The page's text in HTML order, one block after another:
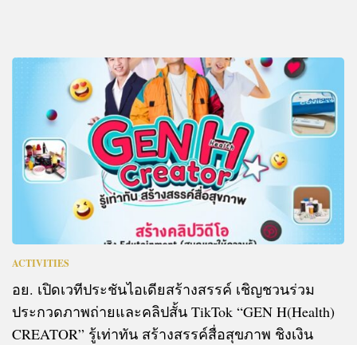
ACTIVITIES
อย. เปิดเวทีประชันไอเดียสร้างสรรค์ เชิญชวนร่วม
ประกวดภาพถ่ายและคลิปสั้น TikTok “GEN H(Health)
CREATOR” รู้เท่าทัน สร้างสรรค์สื่อสุขภาพ ชิงเงิน